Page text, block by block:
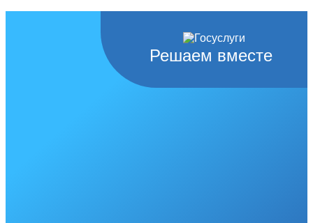
Решаем вместе